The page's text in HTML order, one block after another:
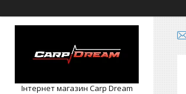
Інтернет магазин Carp Dream